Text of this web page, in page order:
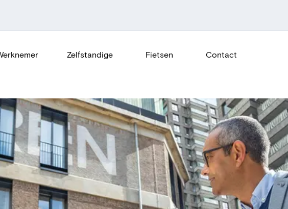
Zelfstandige Fietsen Contact